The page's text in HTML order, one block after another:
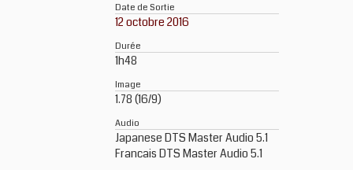
Date de Sortie
12 octobre 2016
Durée
1h48
Image
1.78 (16/9)
Audio
Japanese DTS Master Audio 5.1
Francais DTS Master Audio 5.1